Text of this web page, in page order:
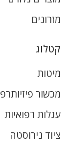
מזרונים
קטלוג
מיטות
מכשור
עגלות רפואיות
ציוד נירוסטה